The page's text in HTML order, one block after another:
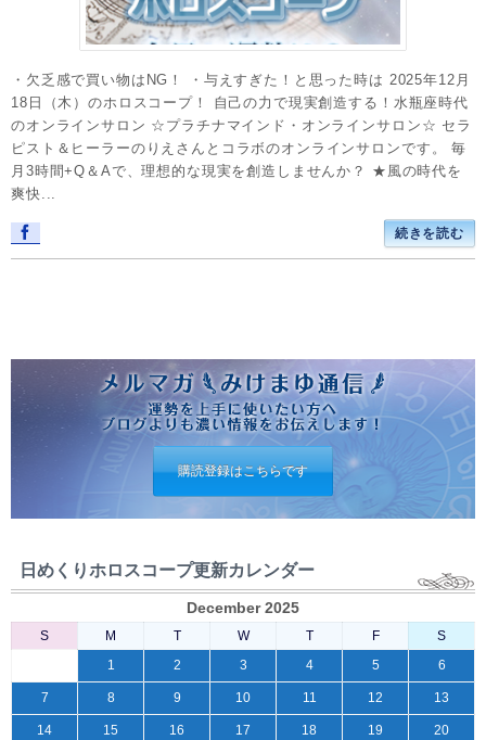
・欠乏感で買い物はNG！ ・与えすぎた！と思った時は 2025年12月
18日（木）のホロスコープ！ 自己の力で現実創造する！水瓶座時代
のオンラインサロン ☆プラチナマインド・オンラインサロン☆ セラ
ピスト＆ヒーラーのりえさんとコラボのオンラインサロンです。 毎
月3時間+Q＆Aで、理想的な現実を創造しませんか？ ★風の時代を
爽快...
続きを読む
購読登録はこちらです
日めくりホロスコープ更新カレンダー
December 2025
S M T W T F
S
1
2 3 4 5 6
7 8 9 10 11 12 13
14 15 16 17 18 19 20